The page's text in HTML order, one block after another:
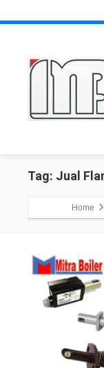
Tag: Jual
Home